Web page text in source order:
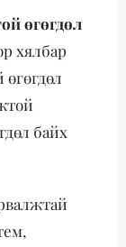
өгөгдөл
хялбар
байх